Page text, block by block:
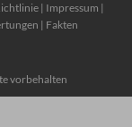
vorbehalten
| Impressum |
| Fakten